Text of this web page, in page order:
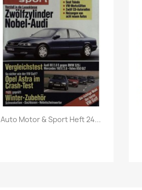
Vorschau
Auto Motor & Sport Heft 24...